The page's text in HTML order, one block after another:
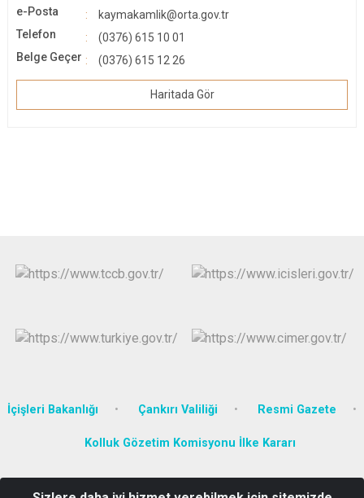
e-Posta
kaymakamlik@orta.gov.tr
Telefon
(0376) 615 10 01
Belge Geçer
(0376) 615 12 26
Haritada Gör
İçişleri Bakanlığı Çankırı Valiliği Resmi Gazete
Kolluk Gözetim Komisyonu İlke Kararı